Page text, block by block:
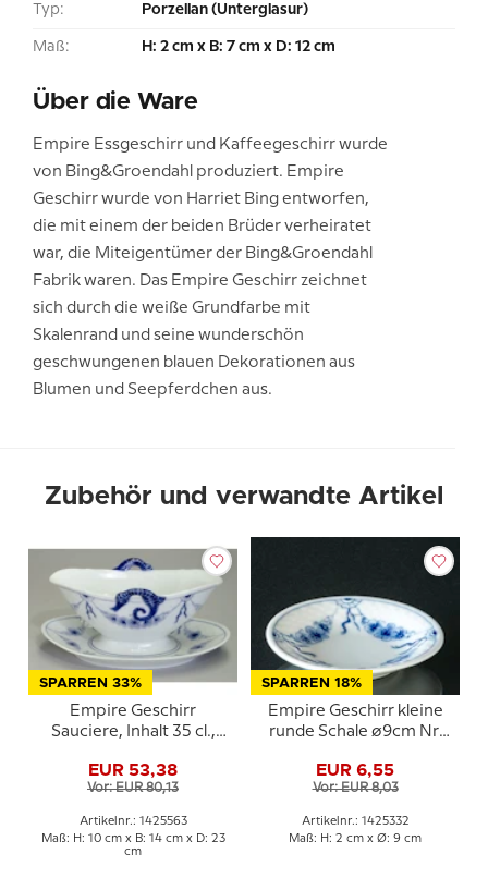
Typ: Porzellan (Unterglasur)
Maß: H: 2 cm x B: 7 cm x D: 12 cm
Über die Ware
Empire Essgeschirr und Kaffeegeschirr wurde
von Bing&Groendahl produziert. Empire
Geschirr wurde von Harriet Bing entworfen,
die mit einem der beiden Brüder verheiratet
war, die Miteigentümer der Bing&Groendahl
Fabrik waren. Das Empire Geschirr zeichnet
sich durch die weiße Grundfarbe mit
Skalenrand und seine wunderschön
geschwungenen blauen Dekorationen aus
Blumen und Seepferdchen aus.
Zubehör und verwandte Artikel
SPARREN 33%
Empire Geschirr
Sauciere, Inhalt 35 cl.,
311 oder 563
EUR 53,38
Vor: EUR 80,13
Artikelnr.: 1425563
Maß: H: 10 cm x B: 14 cm x D: 23
cm
SPARREN 18%
Empire Geschirr kleine
runde Schale ø9cm Nr.
EUR 6,55
Vor: EUR 8,03
Artikelnr.: 1425332
Maß: H: 2 cm x Ø: 9 cm